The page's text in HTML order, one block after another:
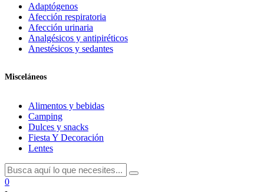
Adaptógenos
Afección respiratoria
Afección urinaria
Analgésicos y antipiréticos
Anestésicos y sedantes
Misceláneos
Alimentos y bebidas
Camping
Dulces y snacks
Fiesta Y Decoración
Lentes
0